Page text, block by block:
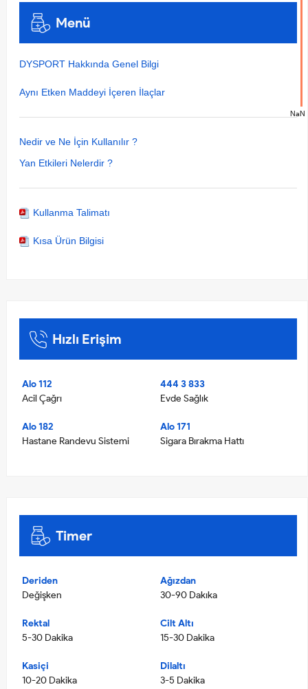
Menü
DYSPORT Hakkında Genel Bilgi
Aynı Etken Maddeyi İçeren İlaçlar
Nedir ve Ne İçin Kullanılır ?
Yan Etkileri Nelerdir ?
Kullanma Talimatı
Kısa Ürün Bilgisi
Hızlı Erişim
Alo 112
Acil Çağrı
444 3 833
Evde Sağlık
Alo 182
Hastane Randevu Sistemi
Alo 171
Sigara Bırakma Hattı
Timer
Deriden
Değişken
Ağızdan
30-90 Dakıka
Rektal
5-30 Dakika
Cilt Altı
15-30 Dakika
Kasiçi
10-20 Dakika
Dilaltı
3-5 Dakika
NaN